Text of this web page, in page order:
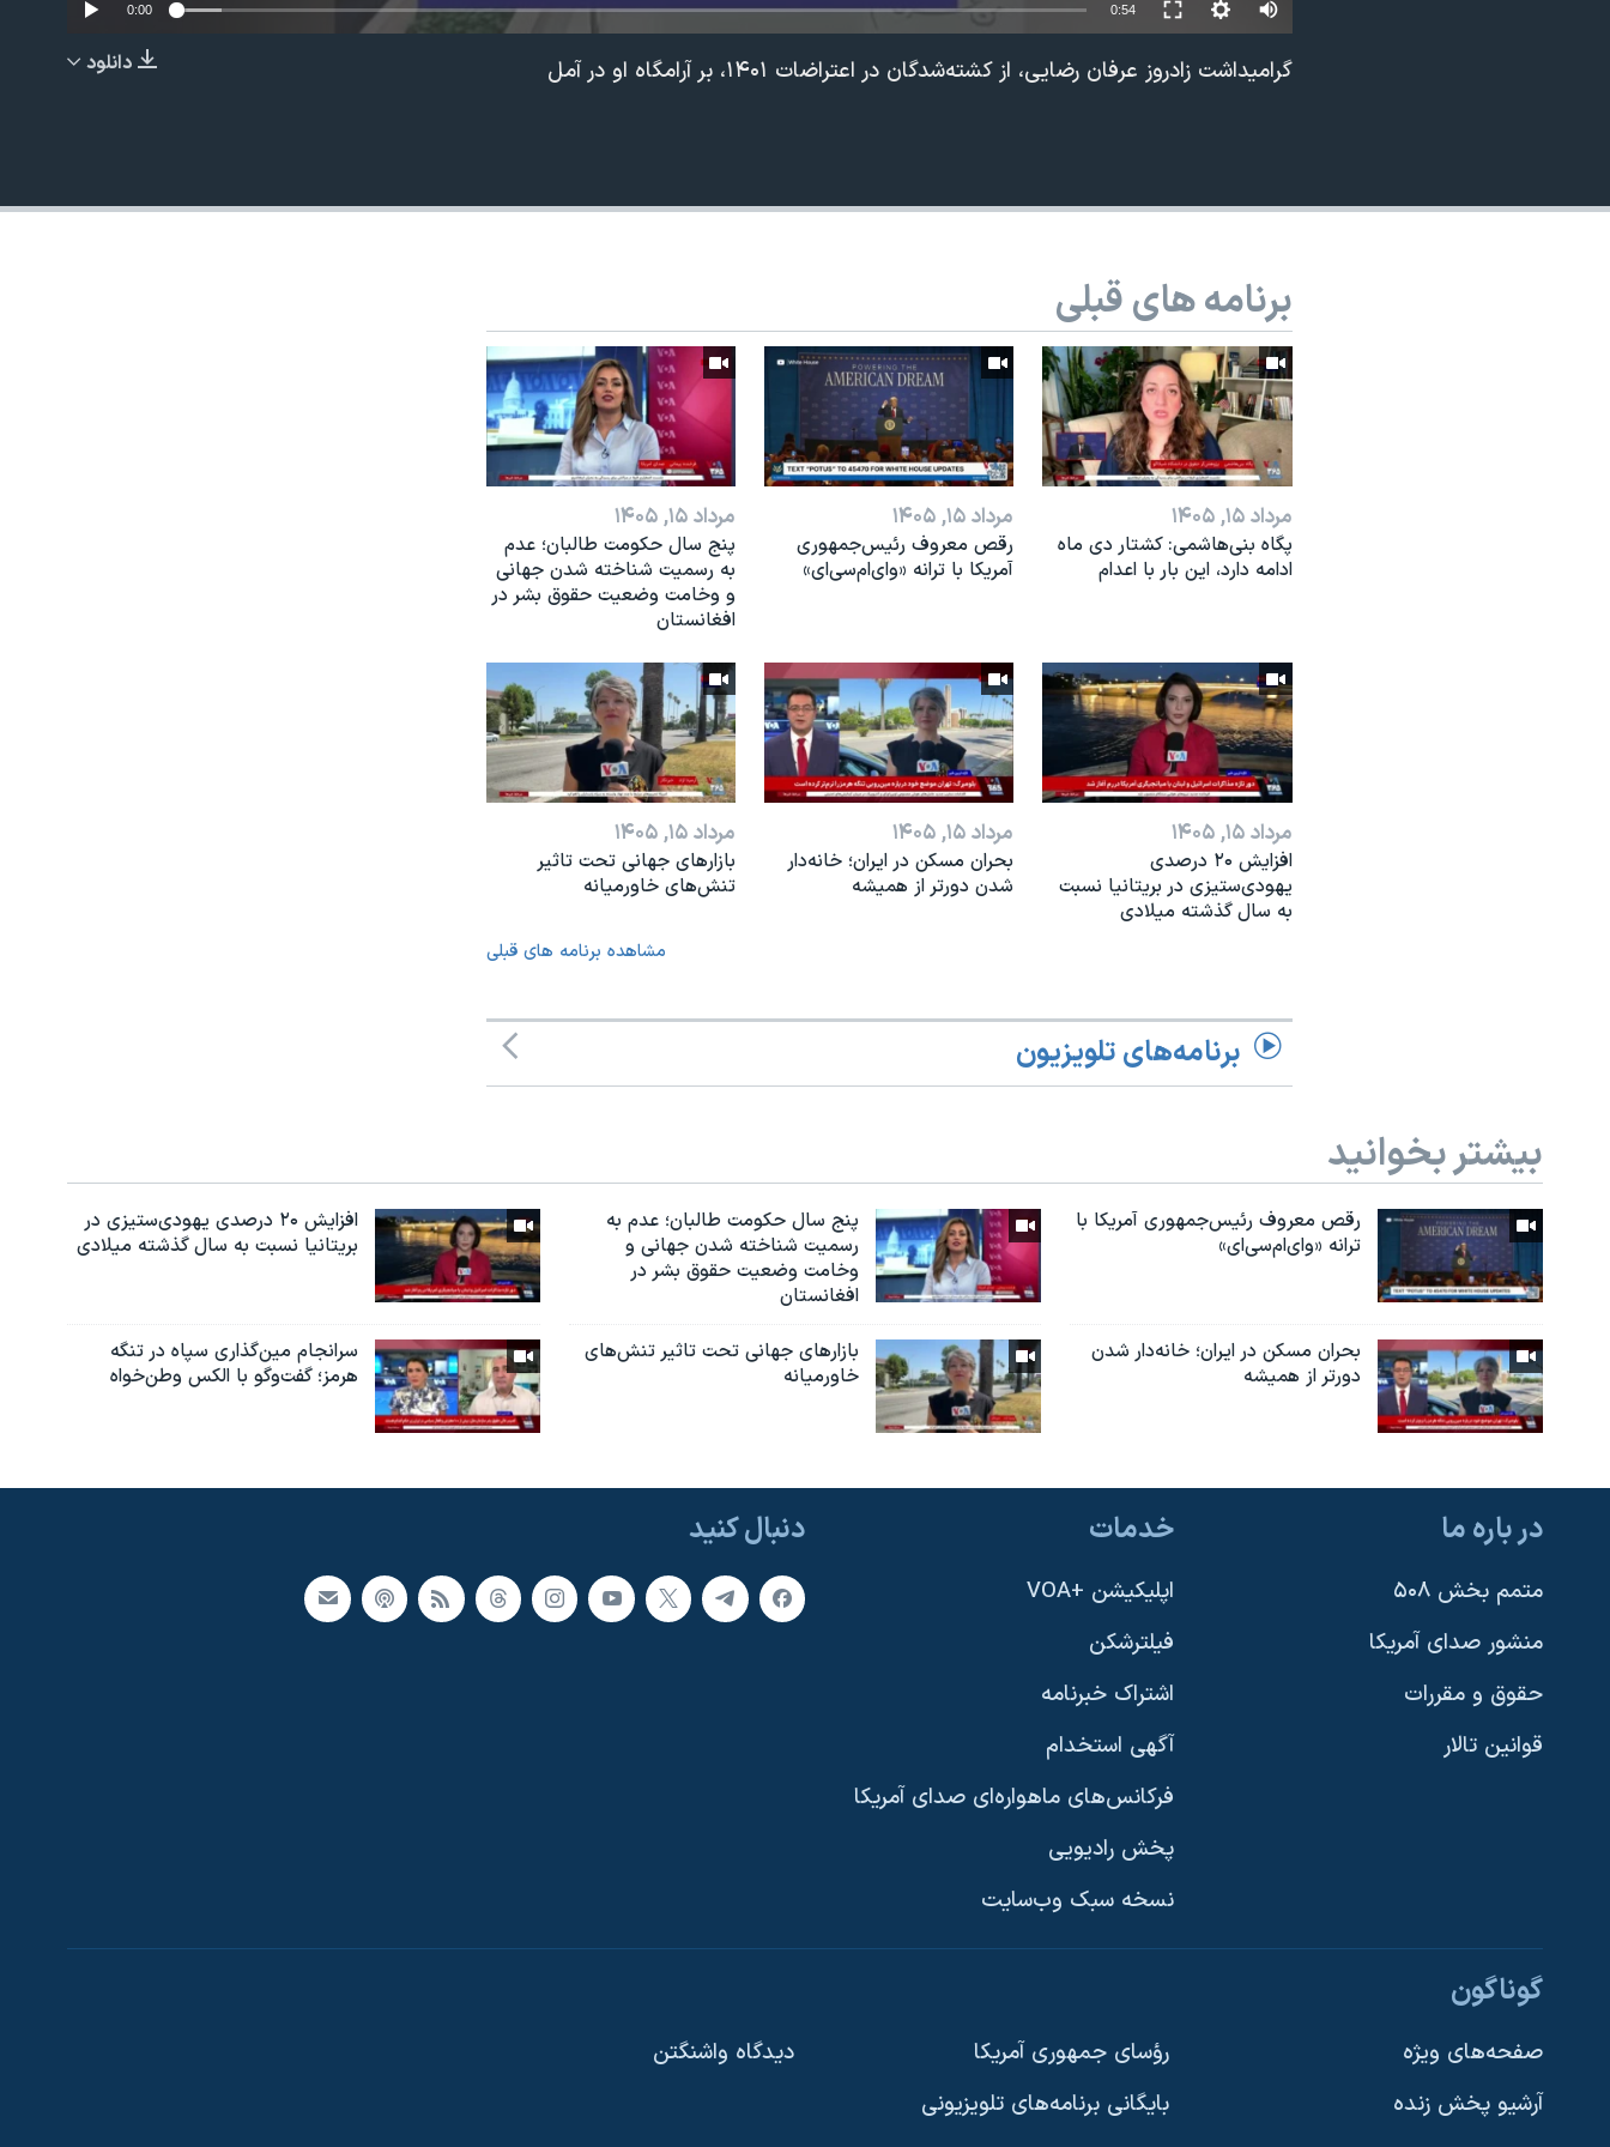
دنبال کنید
زبانهای مختلف
EMBED
0:00 0:54
دانلود گرامیداشت زادروز عرفان رضایی، از کشته‌شدگان در اعتراضات ۱۴۰۱، بر آرامگاه او در آمل
برنامه های قبلی
مرداد ۱۵, ۱۴۰۵
پگاه بنی‌هاشمی: کشتار دی ماه
ادامه دارد، این بار با اعدام
مرداد ۱۵, ۱۴۰۵
رقص معروف رئیس‌جمهوری
آمریکا با ترانه «وای‌ام‌سی‌ای»
مرداد ۱۵, ۱۴۰۵
پنج سال حکومت طالبان؛ عدم
به رسمیت شناخته شدن جهانی
و وخامت وضعیت حقوق بشر در
افغانستان
مرداد ۱۵, ۱۴۰۵
افزایش ۲۰ درصدی
یهودی‌ستیزی در بریتانیا نسبت
به سال گذشته میلادی
مرداد ۱۵, ۱۴۰۵
بحران مسکن در ایران؛ خانه‌دار
شدن دورتر از همیشه
مرداد ۱۵, ۱۴۰۵
بازارهای جهانی تحت تاثیر
تنش‌های خاورمیانه
مشاهده برنامه های قبلی
برنامه‌های تلویزیون
بیشتر بخوانید
رقص معروف رئیس‌جمهوری آمریکا با
ترانه «وای‌ام‌سی‌ای»
پنج سال حکومت طالبان؛ عدم به
رسمیت شناخته شدن جهانی و
وخامت وضعیت حقوق بشر در
افغانستان
افزایش ۲۰ درصدی یهودی‌ستیزی در
بریتانیا نسبت به سال گذشته میلادی
بحران مسکن در ایران؛ خانه‌دار شدن
دورتر از همیشه
بازارهای جهانی تحت تاثیر تنش‌های
خاورمیانه
سرانجام مین‌گذاری‌ سپاه در تنگه
هرمز؛ گفت‌وگو با الکس وطن‌خواه
دنبال کنید در باره ما
متمم بخش ۵۰۸
منشور صدای آمریکا
حقوق و مقررات
قوانین تالار
خدمات
اپلیکیشن +VOA
فیلترشکن
اشتراک خبرنامه
آگهی استخدام
فرکانس‌های ماهواره‌ای صدای آمریکا
پخش رادیویی
نسخه سبک وب‌سایت
گوناگون
صفحه‌های ویژه
آرشیو پخش زنده
رؤسای جمهوری آمریکا
بایگانی برنامه‌های تلویزیونی
دیدگاه‌ واشنگتن